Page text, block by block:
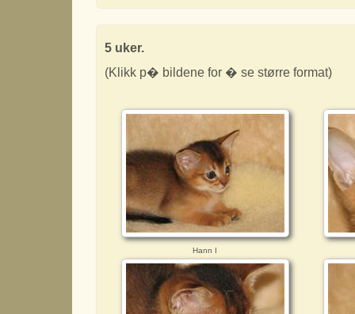
5 uker.
(Klikk p� bildene for � se større format)
Hann I